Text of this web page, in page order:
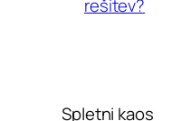
rešitev?
Spletni kaos